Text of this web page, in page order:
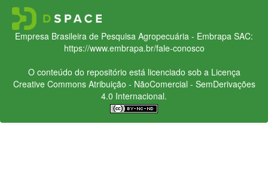
Empresa Brasileira de Pesquisa Agropecuária - Embrapa SAC:
https://www.embrapa.br/fale-conosco
O conteúdo do repositório está licenciado sob a Licença
Creative CommonsAtribuição - NãoComercial - SemDerivações
4.0 Internacional.